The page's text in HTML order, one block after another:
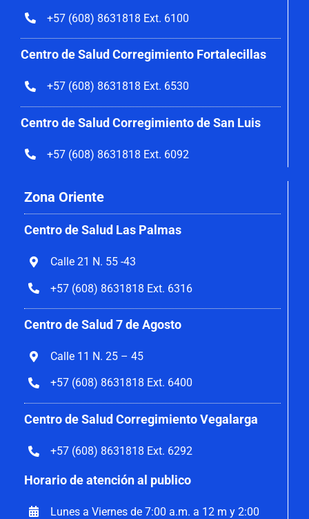
+57 (608) 8631818 Ext. 6100
Centro de Salud Corregimiento Fortalecillas
+57 (608) 8631818 Ext. 6530
Centro de Salud Corregimiento de San Luis
+57 (608) 8631818 Ext. 6092
Zona Oriente
Centro de Salud Las Palmas
Calle 21 N. 55 -43
+57 (608) 8631818 Ext. 6316
Centro de Salud 7 de Agosto
Calle 11 N. 25 – 45
+57 (608) 8631818 Ext. 6400
Centro de Salud Corregimiento Vegalarga
+57 (608) 8631818 Ext. 6292
Horario de atención al publico
Lunes a Viernes de 7:00 a.m. a 12 m y 2:00